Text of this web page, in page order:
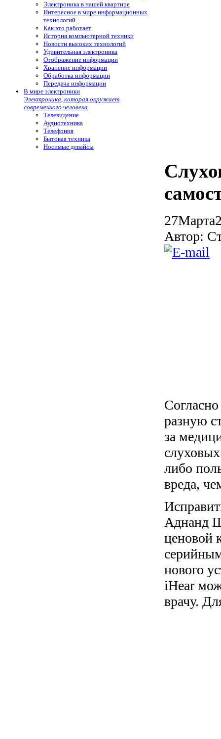
Электроника в нашей квартире
Интересное в мире информационных
технологий
Как это работает
История компьютерной техники
Новости высоких технологий
Удивительная электроника
Отображение информации
Хранение информации
Обработка информации
Передача информации
В мире электроники
Электроника, которая окружает
современного человека
Телевидение
Аудиотехника
Телефония
Бытовая техника
Носимые девайсы
27Марта
Автор:
разную
за
либо
вреда,
Аднанд
ценовой
нового
iHear
врачу.